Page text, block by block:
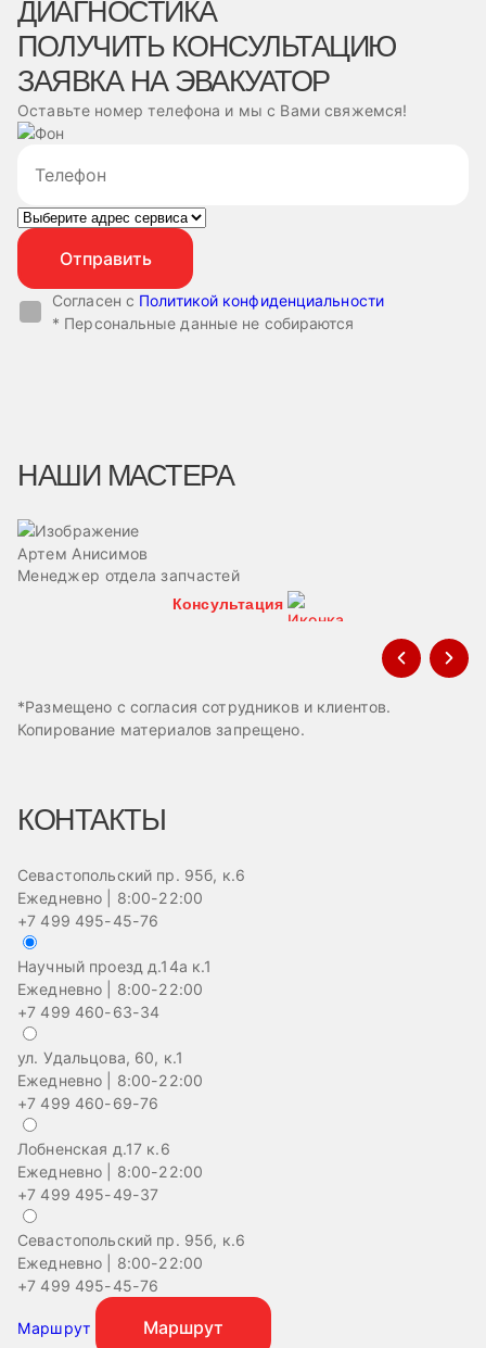
ДИАГНОСТИКА
ПОЛУЧИТЬ КОНСУЛЬТАЦИЮ
ЗАЯВКА НА ЭВАКУАТОР
Оставьте номер телефона и мы с Вами свяжемся!
Согласен с Политикой конфиденциальности
* Персональные данные не собираются
НАШИ МАСТЕРА
Артем Анисимов
Менеджер отдела запчастей
Консультация
*Размещено с согласия сотрудников и клиентов.
Копирование материалов запрещено.
КОНТАКТЫ
Севастопольский пр. 95б, к.6
Ежедневно | 8:00-22:00
+7 499 495-45-76
Научный проезд д.14а к.1
Ежедневно | 8:00-22:00
+7 499 460-63-34
ул. Удальцова, 60, к.1
Ежедневно | 8:00-22:00
+7 499 460-69-76
Лобненская д.17 к.6
Ежедневно | 8:00-22:00
+7 499 495-49-37
Севастопольский пр. 95б, к.6
Ежедневно | 8:00-22:00
+7 499 495-45-76
Маршрут Маршрут